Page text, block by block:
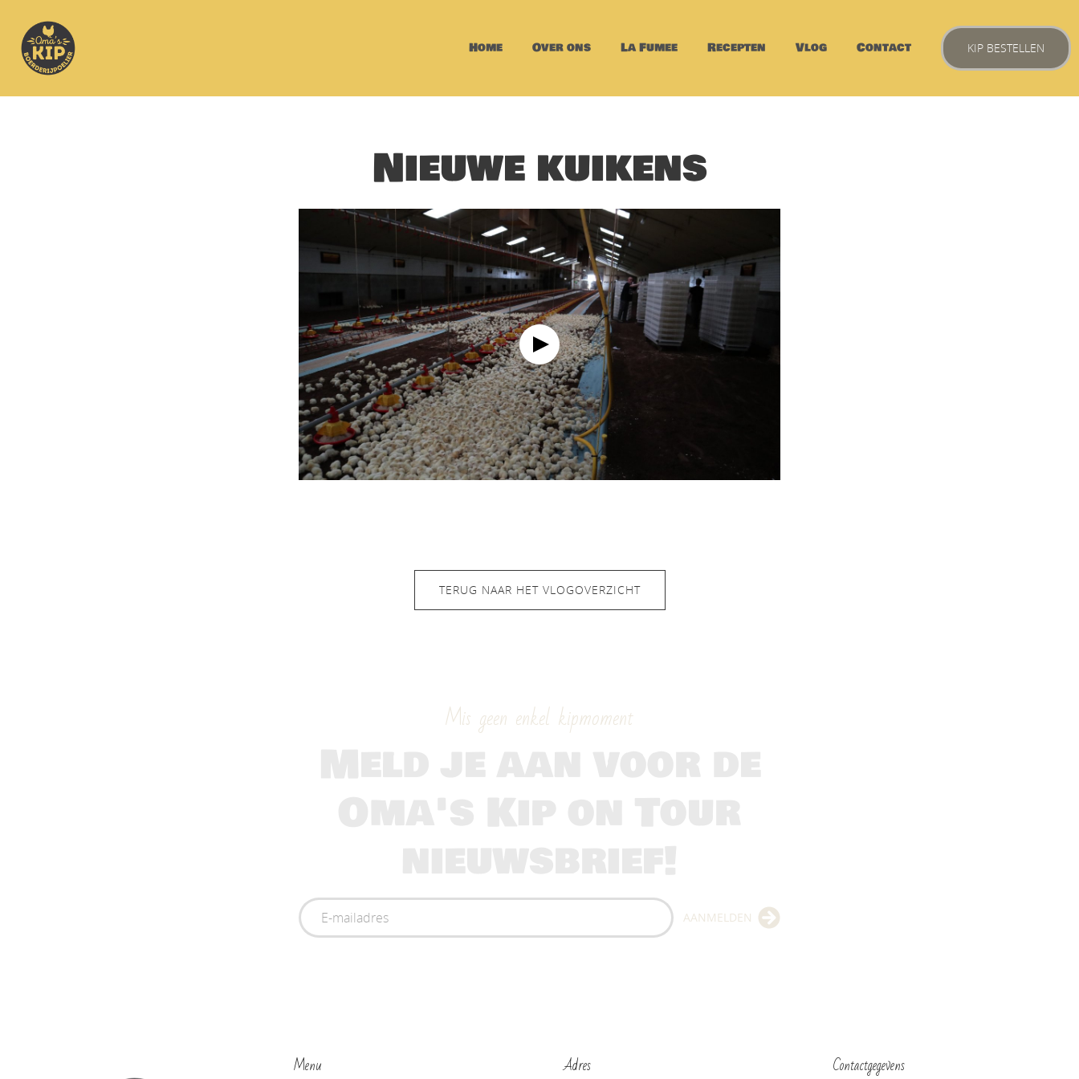
Home Over ons La Fumee Recepten Vlog Contact KIP BESTELLEN
Nieuwe kuikens
TERUG NAAR HET VLOGOVERZICHT
Mis geen enkel kipmoment
AANMELDEN
Menu Adres Contactgegevens